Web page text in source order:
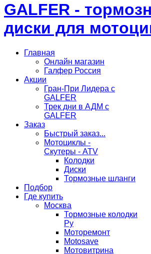
GALFER -
диски для
Главная
Онлайн магазин
Галфер Россия
Акции
Гран-При Лидера c
GALFER
Трек дни в АДМ с
GALFER
Заказ
Быстрый заказ...
Мотоциклы -
Скутеры - ATV
Колодки
Диски
Тормозные шланги
Подбор
Где купить
Москва
Тормозные колодки
Ру
Моторемонт
Motosave
Мотовитрина